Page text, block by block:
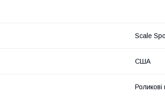
Scale
США
Роликові